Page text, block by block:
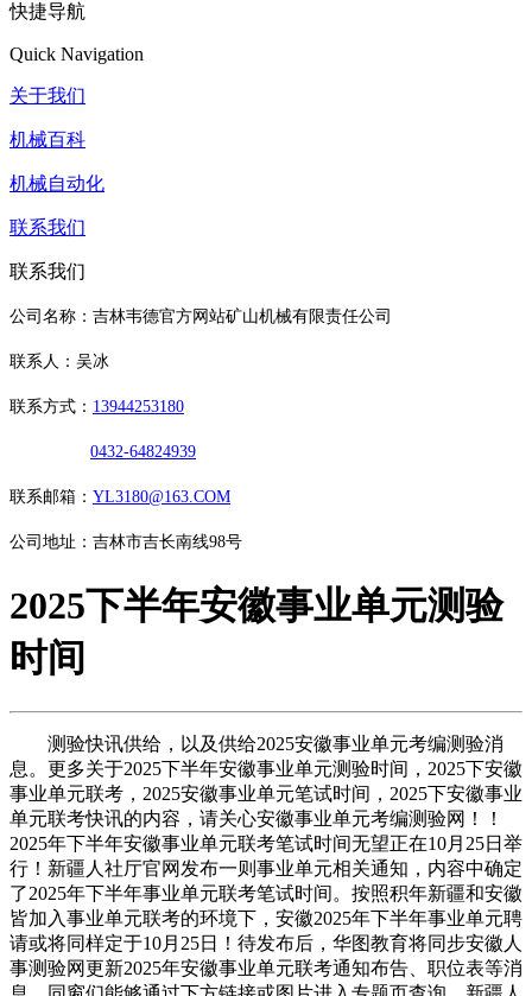
快捷导航
Quick Navigation
关于我们
机械百科
机械自动化
联系我们
联系我们
公司名称：吉林韦德官方网站矿山机械有限责任公司
联系人：吴冰
联系方式： 13944253180
0432-64824939
联系邮箱： YL3180@163.COM
公司地址：吉林市吉长南线98号
2025下半年安徽事业单元测验
时间
测验快讯供给，以及供给2025安徽事业单元考编测验消
息。更多关于2025下半年安徽事业单元测验时间，2025下安徽
事业单元联考，2025安徽事业单元笔试时间，2025下安徽事业
单元联考快讯的内容，请关心安徽事业单元考编测验网！！
2025年下半年安徽事业单元联考笔试时间无望正在10月25日举
行！新疆人社厅官网发布一则事业单元相关通知，内容中确定
了2025年下半年事业单元联考笔试时间。按照积年新疆和安徽
皆加入事业单元联考的环境下，安徽2025年下半年事业单元聘
请或将同样定于10月25日！待发布后，华图教育将同步安徽人
事测验网更新2025年安徽事业单元联考通知布告、职位表等消